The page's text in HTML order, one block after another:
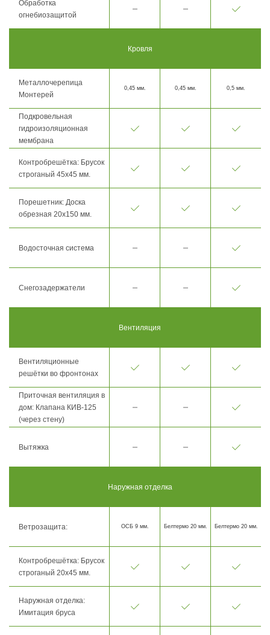
Обработка
огнебиозащитой
Кровля
Металлочерепица
Монтерей
0,45 мм. 0,45 мм. 0,5 мм.
Подкровельная
гидроизоляционная
мембрана
Контробрешётка: Брусок
строганый 45х45 мм.
Порешетник: Доска
обрезная 20х150 мм.
Водосточная система
Снегозадержатели
Вентиляция
Вентиляционные
решётки во фронтонах
Приточная вентиляция в
дом: Клапана КИВ-125
(через стену)
Вытяжка
Наружная отделка
Ветрозащита: ОСБ 9 мм. Белтермо 20 мм. Белтермо 20 мм.
Контробрешётка: Брусок
строганый 20х45 мм.
Наружная отделка:
Имитация бруса